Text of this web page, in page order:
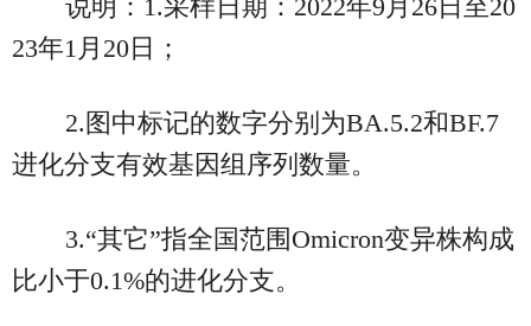
说明：1.采样日期：2022年9月26日至20
23年1月20日；
2.图中标记的数字分别为BA.5.2和BF.7
进化分支有效基因组序列数量。
3.“其它”指全国范围Omicron变异株构成
比小于0.1%的进化分支。